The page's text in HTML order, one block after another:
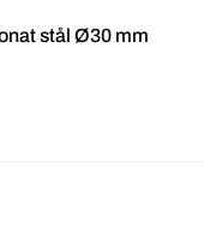
stål Ø30 mm